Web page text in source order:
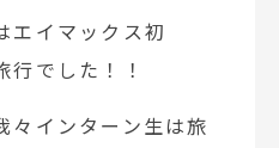
エイマックス初
行でした！！
インターン生は旅